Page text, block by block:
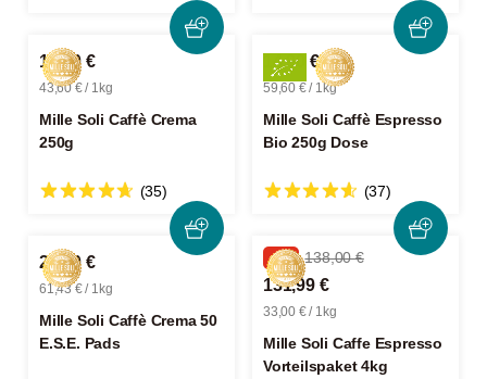
10,90 €
43,60 € / 1kg
Mille Soli Caffè Crema
250g
(35)
14,90 €
59,60 € / 1kg
Mille Soli Caffè Espresso
Bio 250g Dose
(37)
21,50 €
61,43 € / 1kg
Mille Soli Caffè Crema 50
E.S.E. Pads
-4% 138,00 €
131,99 €
33,00 € / 1kg
Mille Soli Caffe Espresso
Vorteilspaket 4kg